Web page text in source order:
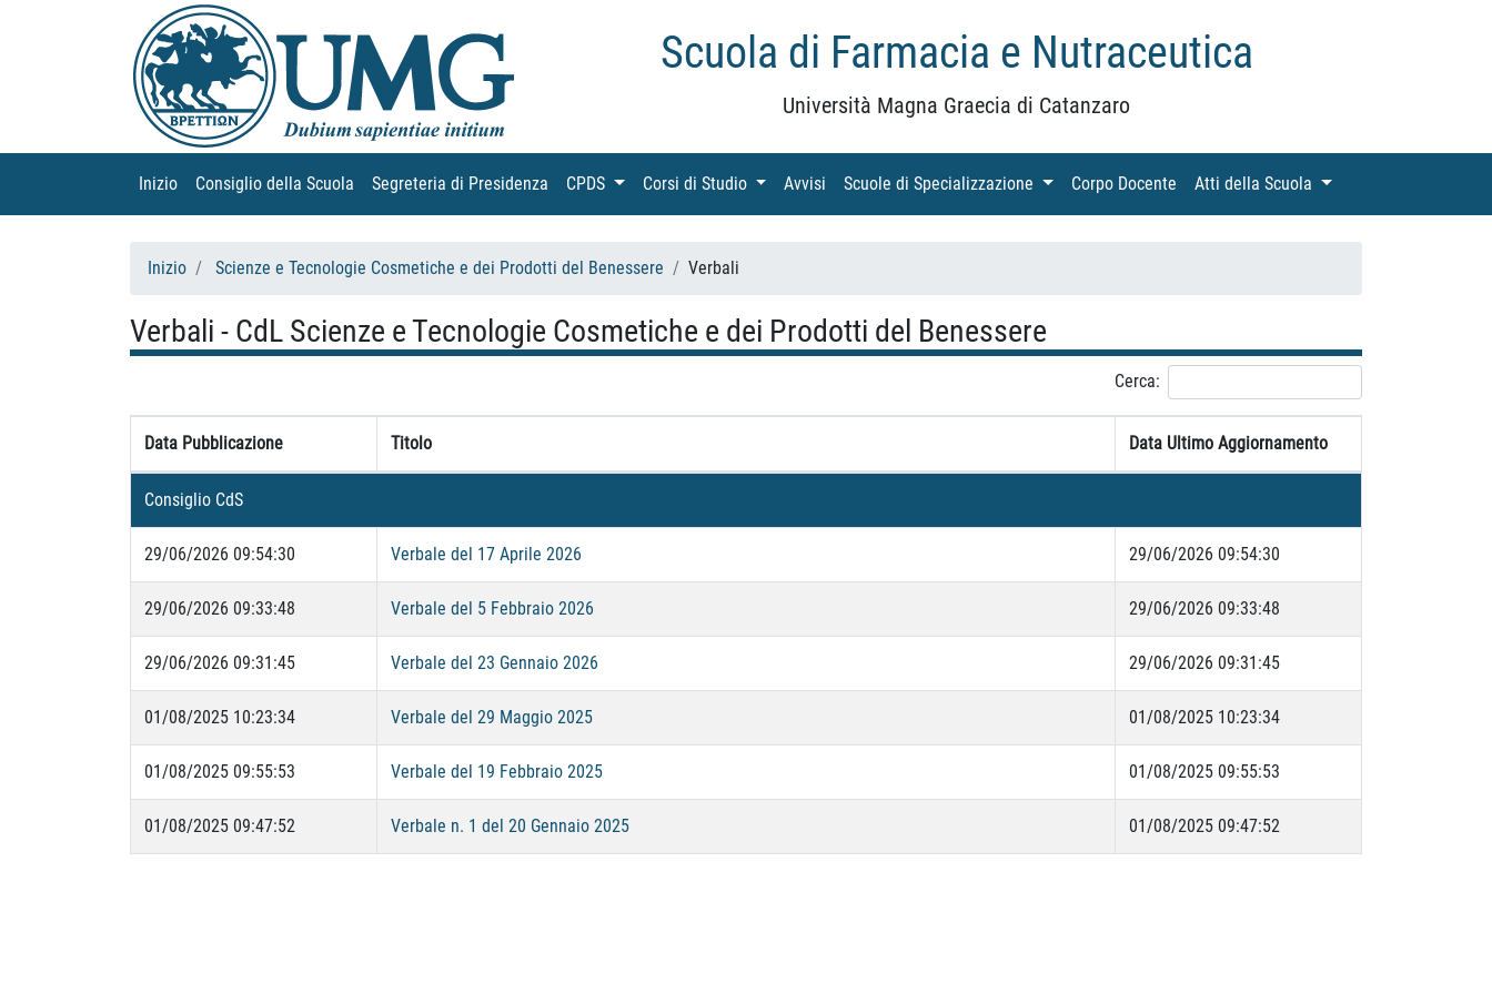
Scuola di Farmacia e Nutraceutica
Università Magna Graecia di Catanzaro
Inizio (current)
Consiglio della Scuola (current)
Segreteria di Presidenza (current)
CPDS (current)Corsi di Studio (current)
Avvisi (current)
Scuole di Specializzazione (current)Corpo Docente (current)
Atti della Scuola (current)
Inizio Scienze e Tecnologie Cosmetiche e dei Prodotti del Benessere Verbali
Verbali - CdL Scienze e Tecnologie Cosmetiche e dei Prodotti del Benessere
Cerca:
Data Pubblicazione Titolo Data Ultimo Aggiornamento
Consiglio CdS
29/06/2026 09:54:30 Verbale del 17 Aprile 2026 29/06/2026 09:54:30
29/06/2026 09:33:48 Verbale del 5 Febbraio 2026 29/06/2026 09:33:48
29/06/2026 09:31:45 Verbale del 23 Gennaio 2026 29/06/2026 09:31:45
01/08/2025 10:23:34 Verbale del 29 Maggio 2025 01/08/2025 10:23:34
01/08/2025 09:55:53 Verbale del 19 Febbraio 2025 01/08/2025 09:55:53
01/08/2025 09:47:52 Verbale n. 1 del 20 Gennaio 2025 01/08/2025 09:47:52